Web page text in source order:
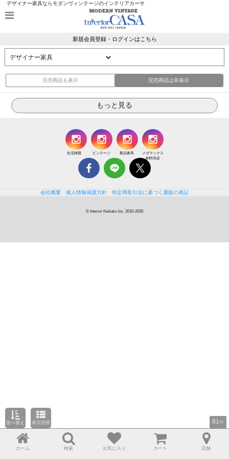
ホーム 検索 お気に入り カート 店舗
デザイナー家具ならモダンヴィンテージのインテリアカーサ
新規会員登録・ログインはこちら
並べ替え 表示切替
完売商品も表示 完売商品は非表示
81 件
生活雑貨 ビンテージ 新品家具
メガマックス
柏特売店
会社概要 個人情報保護方針 特定商取引法に基づく通販の表記
© Interior Keikaku Inc. 2010-2026